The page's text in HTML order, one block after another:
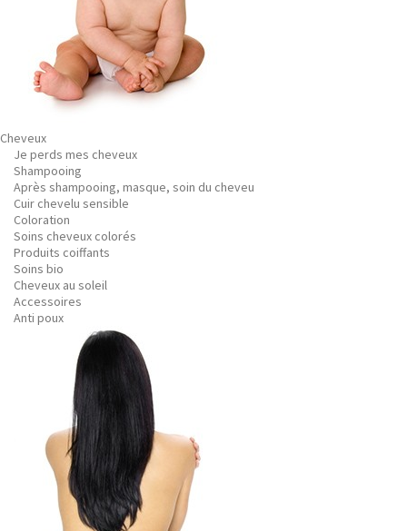
Cheveux
Je perds mes cheveux
Shampooing
Après shampooing, masque, soin du cheveu
Cuir chevelu sensible
Coloration
Soins cheveux colorés
Produits coiffants
Soins bio
Cheveux au soleil
Accessoires
Anti poux